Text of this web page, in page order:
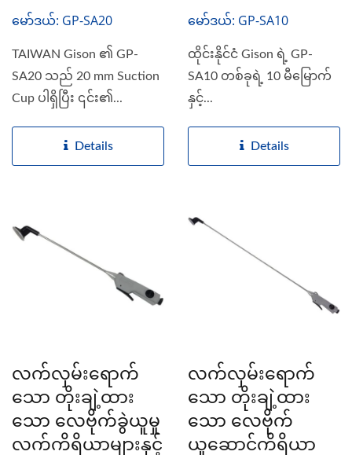
မော်ဒယ်: GP-SA20
TAIWAN Gison ၏ GP-
SA20 သည် 20 mm Suction
Cup ပါရှိပြီး ၎င်း၏...
Details
မော်ဒယ်: GP-SA10
ထိုင်းနိုင်ငံ Gison ရဲ့ GP-
SA10 တစ်ခုရဲ့ 10 မီမြောက်
နှင့်...
Details
လက်လှမ်းရောက်
သော တိုးချဲ့ထား
သော လေဗိုက်ခွဲယူမှု
လက်ကိရိယာများနှင့်
လက်လှမ်းရောက်
သော တိုးချဲ့ထား
သော လေဗိုက်
ယူဆောင်ကိရိယာ